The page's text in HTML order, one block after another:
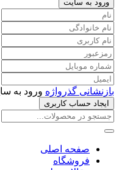
ورود به سایت
بازنشانی گذرواژه ورود به
ایجاد حساب کاربری
صفحه اصلی
فروشگاه